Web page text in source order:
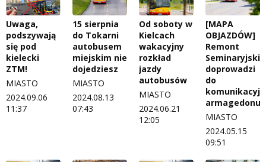
Uwaga,
podszywają
się pod
kielecki
ZTM!
MIASTO
2024.09.06
11:37
15 sierpnia
do Tokarni
autobusem
miejskim nie
dojedziesz
MIASTO
2024.08.13
07:43
Od soboty w
Kielcach
wakacyjny
rozkład
jazdy
autobusów
MIASTO
2024.06.21
12:05
[MAPA
OBJAZDÓW]
Remont
doprowadzi
do
armagedonu?
MIASTO
2024.05.15
09:51